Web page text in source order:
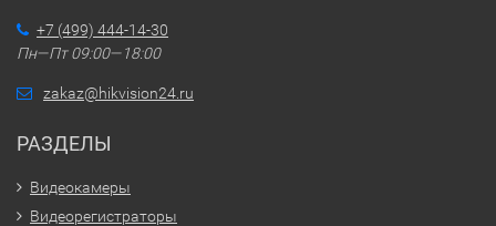
+7 (499) 444-14-30
Пн—Пт 09:00—18:00
zakaz@hikvision24.ru
РАЗДЕЛЫ
Видеокамеры
Видеорегистраторы